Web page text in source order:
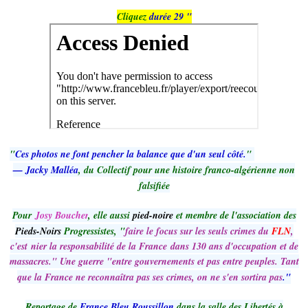
Cliquezdurée 29 "
"Ces photos ne font pencher la balance que d'un seul côté. "
— Jacky Malléa, du Collectif pour une histoire franco-algérienne non
falsifiée
PourJosy Boucher, elle aussipied-noireet membre de l'association des
Pieds-Noirs Progressistes, "faire le focus sur les seuls crimes du FLN,
c'est nier la responsabilité de la France dans 130 ans d'occupation et de
massacres." Une guerre "entre gouvernements et pas entre peuples. Tant
que la France ne reconnaîtra pas ses crimes, on ne s'en sortira pas."